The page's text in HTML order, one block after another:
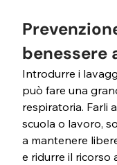
benessere
Introdurre i
può fare una
respiratoria. Farli
scuola o lavoro,
a mantenere
e ridurre il ricorso